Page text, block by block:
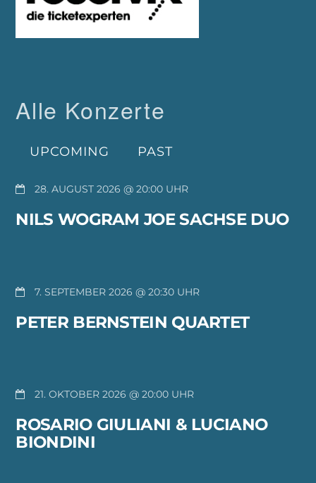
Alle Konzerte
UPCOMING PAST
28. AUGUST 2026 @ 20:00
NILS WOGRAM JOE SACHSE DUO
7. SEPTEMBER 2026 @ 20:30
PETER BERNSTEIN QUARTET
21. OKTOBER 2026 @ 20:00
ROSARIO GIULIANI & LUCIANO
BIONDINI